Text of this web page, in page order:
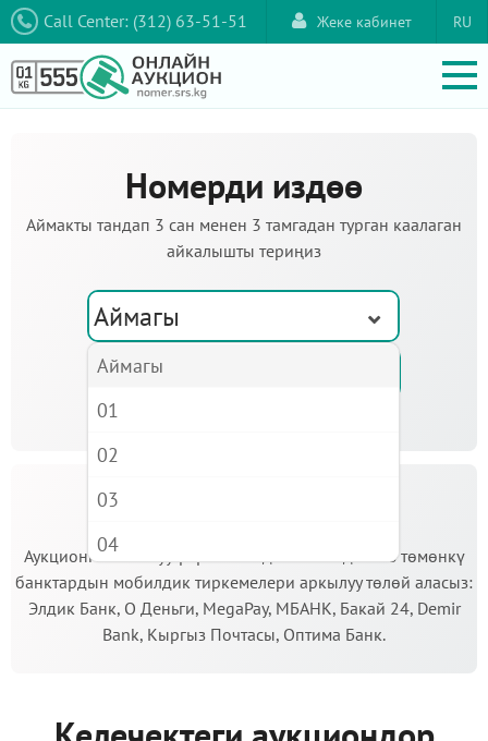
Call Center: (312) 63-51-51 RU
Жеке кабинет
Номерди издөө
Аймакты тандап 3 сан менен 3 тамгадан турган каалаган
айкалышты териңиз
Аймагы
Аукционго катышуу үчүн кепилдик салымды Сиз төмөнкү
банктардын мобилдик тиркемелери аркылуу төлөй аласыз:
Элдик Банк, О Деньги, MegaPay, МБАНК, Бакай 24, Demir
Bank, Кыргыз Почтасы, Оптима Банк.
Аймагы
01
02
03
04
05
06